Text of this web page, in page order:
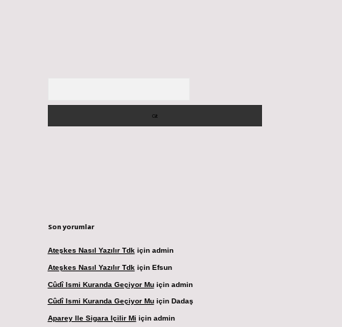
Son yorumlar
Ateşkes Nasıl Yazılır Tdkiçin admin
Ateşkes Nasıl Yazılır Tdk için Efsun
Cûdî Ismi Kuranda Geçiyor Muiçin admin
Cûdî Ismi Kuranda Geçiyor Muiçin Dadaş
Aparey Ile Sigara Içilir Mi için admin